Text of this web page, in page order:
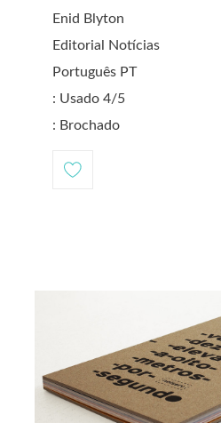
Enid Blyton
Editorial Notícias
Português PT
: Usado 4/5
: Brochado